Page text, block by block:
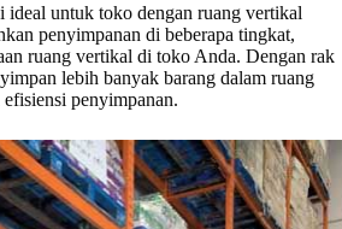
ideal untuk toko dengan ruang vertikal
penyimpanan di beberapa tingkat,
ruang vertikal di toko Anda. Dengan rak
lebih banyak barang dalam ruang
penyimpanan.